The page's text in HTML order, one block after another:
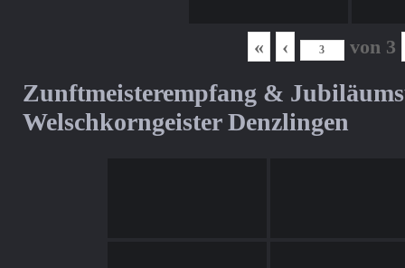
« ‹ von 3
Zunftmeisterempfang &
Welschkorngeister Denzlingen